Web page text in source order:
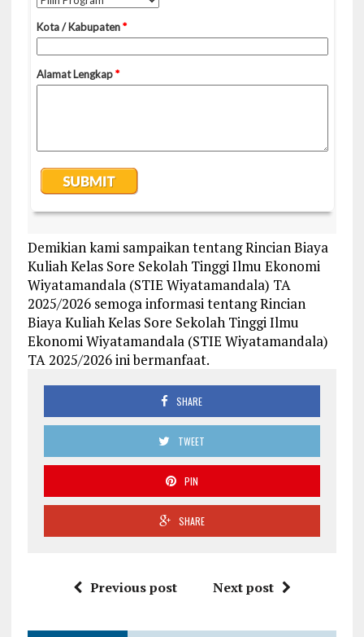
Demikian kami sampaikan tentang Rincian Biaya
Kuliah Kelas Sore Sekolah Tinggi Ilmu Ekonomi
Wiyatamandala (STIE Wiyatamandala) TA
2025/2026 semoga informasi tentang Rincian
Biaya Kuliah Kelas Sore Sekolah Tinggi Ilmu
Ekonomi Wiyatamandala (STIE Wiyatamandala)
TA 2025/2026 ini bermanfaat.
SHARE
TWEET
PIN
SHARE
Previous post Next post